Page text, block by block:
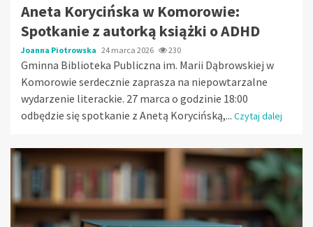
Aneta Korycińska w Komorowie:
Spotkanie z autorką książki o ADHD
Joanna Piotrowska 24 marca 2026 230
Gminna Biblioteka Publiczna im. Marii Dąbrowskiej w
Komorowie serdecznie zaprasza na niepowtarzalne
wydarzenie literackie. 27 marca o godzinie 18:00
odbędzie się spotkanie z Anetą Korycińską,... Czytaj dalej